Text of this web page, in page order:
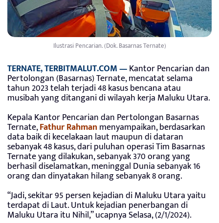
Ilustrasi Pencarian. (Dok. Basarnas Ternate)
TERNATE, TERBITMALUT.COM —Kantor Pencarian dan
Pertolongan (Basarnas) Ternate, mencatat selama
tahun 2023 telah terjadi 48 kasus bencana atau
musibah yang ditangani di wilayah kerja Maluku Utara.
Kepala Kantor Pencarian dan Pertolongan Basarnas
Ternate,Fathur Rahman menyampaikan, berdasarkan
data baik di kecelakaan laut maupun di dataran
sebanyak 48 kasus, dari puluhan operasi Tim Basarnas
Ternate yang dilakukan, sebanyak 370 orang yang
berhasil diselamatkan, meninggal Dunia sebanyak 16
orang dan dinyatakan hilang sebanyak 8 orang.
“Jadi, sekitar 95 persen kejadian di Maluku Utara yaitu
terdapat di Laut. Untuk kejadian penerbangan di
Maluku Utara itu Nihil,” ucapnya Selasa, (2/1/2024).